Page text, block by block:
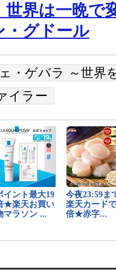
世界は一晩で
・グドール
・ゲバラ ～世界
イラー